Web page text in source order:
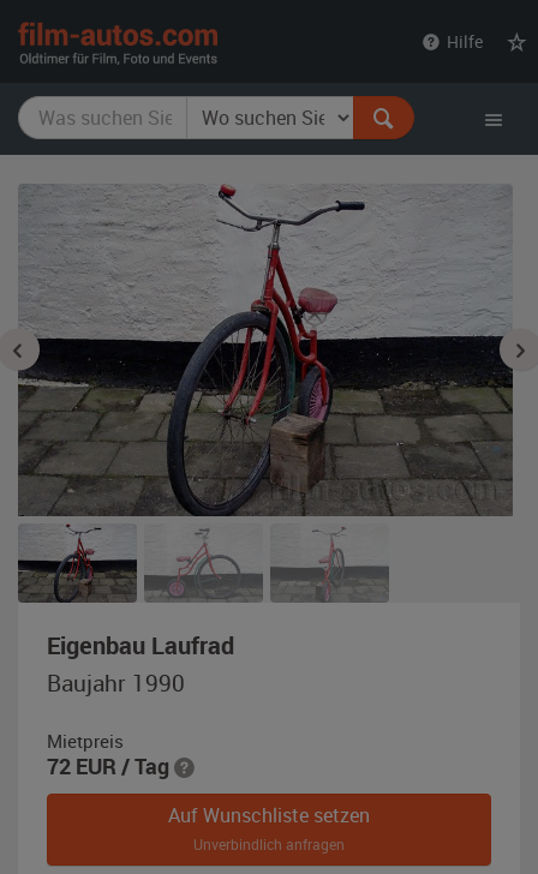
Hilfe
Eigenbau Laufrad
Baujahr 1990
Mietpreis
72 EUR / Tag
Auf Wunschliste setzen
Unverbindlich anfragen